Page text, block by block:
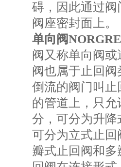
碍，因此通过
阀座密封面上。
单向阀
阀又称单向阀
阀也属于止回
倒流的阀门叫
的管道上，只
分，可分为升
可分为立式止
瓣式止回阀和